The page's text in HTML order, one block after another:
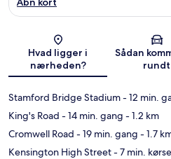
Kort
Hvad ligger i
nærheden?
Sådan
rundt
Stamford Bridge Stadium- 12 min.
King's Road - 14 min. gang - 1.2 km
Cromwell Road - 19 min. gang - 1.7
Kensington High Street- 7 min.